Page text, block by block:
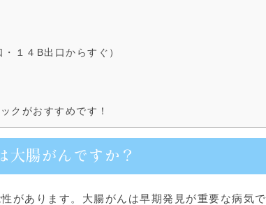
１４B出口からすぐ）
クがおすすめです！
大腸がんですか？
があります。大腸がんは早期発見が重要な病気で